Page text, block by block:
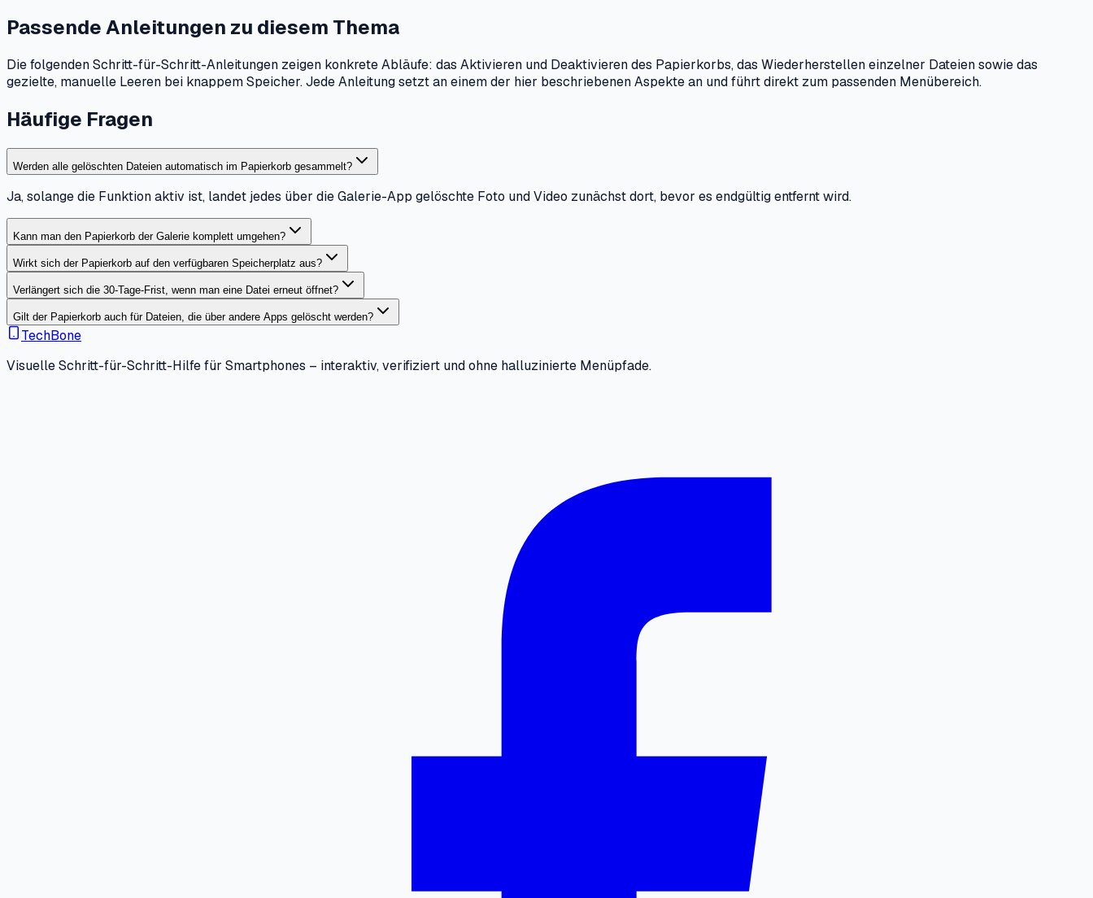
Passende Anleitungen zu diesem Thema
Die folgenden Schritt-für-Schritt-Anleitungen zeigen konkrete Abläufe: das Aktivieren und Deaktivieren des Papierkorbs, das Wiederherstellen einzelner Dateien sowie das
gezielte, manuelle Leeren bei knappem Speicher. Jede Anleitung setzt an einem der hier beschriebenen Aspekte an und führt direkt zum passenden Menübereich.
Häufige Fragen
Werden alle gelöschten Dateien automatisch im Papierkorb gesammelt?
Ja, solange die Funktion aktiv ist, landet jedes über die Galerie-App gelöschte Foto und Video zunächst dort, bevor es endgültig entfernt wird.
Kann man den Papierkorb der Galerie komplett umgehen?
Wirkt sich der Papierkorb auf den verfügbaren Speicherplatz aus?
Verlängert sich die 30-Tage-Frist, wenn man eine Datei erneut öffnet?
Gilt der Papierkorb auch für Dateien, die über andere Apps gelöscht werden?
TechBone
Visuelle Schritt-für-Schritt-Hilfe für Smartphones – interaktiv, verifiziert und ohne halluzinierte Menüpfade.